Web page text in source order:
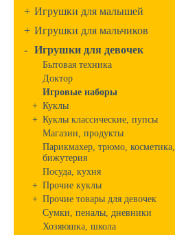
+ Игрушки для малышей
+ Игрушки для мальчиков
- Игрушки для девочек
Бытовая техника
Доктор
Игровые наборы
+ Куклы
+ Куклы классические, пупсы
Магазин, продукты
Парикмахер, трюмо, косметика,
бижутерия
Посуда, кухня
+ Прочие куклы
+ Прочие товары для девочек
Сумки, пеналы, дневники
Хозяюшка, школа